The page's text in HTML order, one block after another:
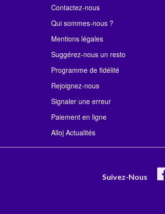
Contactez-nous
Qui sommes-nous ?
Mentions légales
Suggérez-nous un resto
Programme de fidélité
Rejoignez-nous
Signaler une erreur
Paiement en ligne
Alloj Actualités
Suivez-Nous